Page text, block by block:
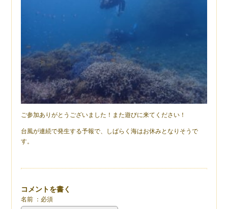
ご参加ありがとうございました！また遊びに来てください！
台風が連続で発生する予報で、しばらく海はお休みとなりそうで
す。
コメントを書く
名前 ：必須